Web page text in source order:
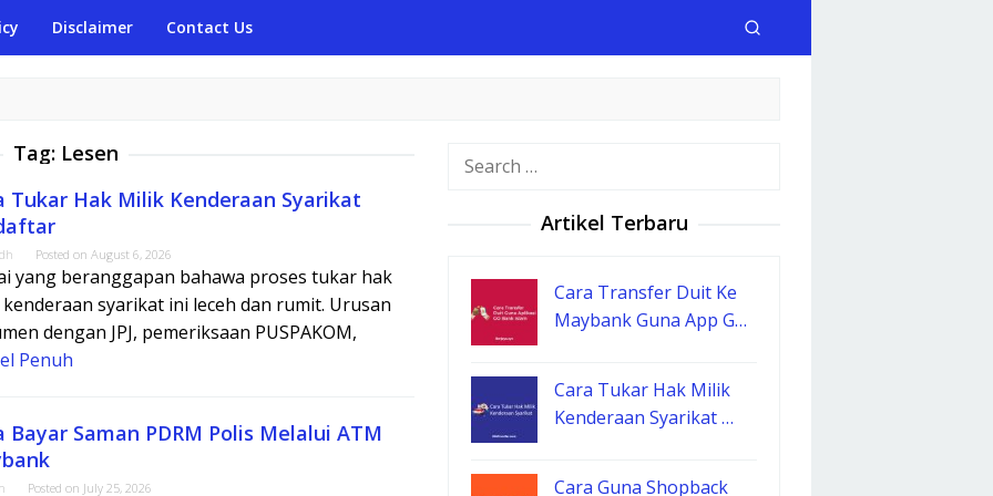
Disclaimer Contact Us
Tag: Lesen
Tukar Hak Milik Kenderaan Syarikat
Posted on August 6, 2026
yang beranggapan bahawa proses tukar hak
syarikat ini leceh dan rumit. Urusan
dengan JPJ, pemeriksaan PUSPAKOM,
Penuh
Bayar Saman PDRM Polis Melalui ATM
Posted on July 25, 2026
Search
Artikel Terbaru
Cara Transfer Duit Ke
Maybank Guna App G…
Cara Tukar Hak Milik
Kenderaan Syarikat …
Cara Guna Shopback